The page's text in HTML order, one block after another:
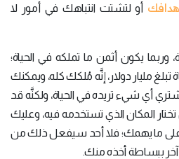
أو لتشتت انتباهك في أمور لا
يكون أثمن ما تملكه في الحياة؛
مليار دولار، إنَّه مُلكك كله، ويمكنك
أي شيء تريده في الحياة، ولكنَّه قد
المكان الذي تستخدمه فيه، وعليك
على ما يهمك؛ فلا أحد سيفعل ذلك من
ببساطة أخذه منك.